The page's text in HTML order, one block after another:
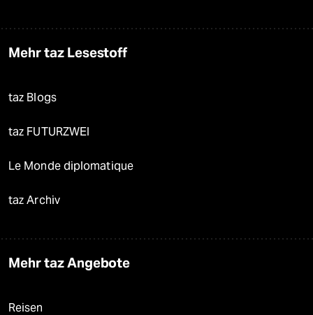
Mehr taz Lesestoff
taz Blogs
taz FUTURZWEI
Le Monde diplomatique
taz Archiv
Mehr taz Angebote
Reisen